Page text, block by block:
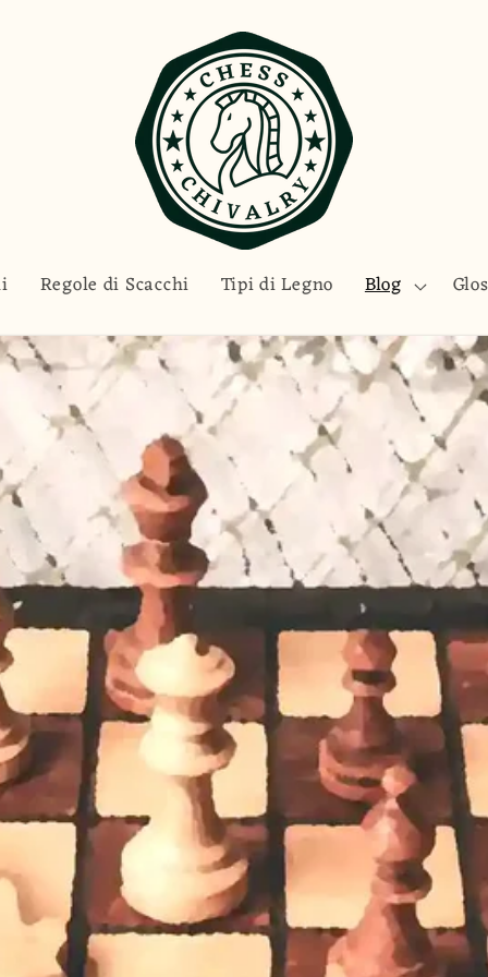
Regole di Scacchi Tipi di Legno Blog